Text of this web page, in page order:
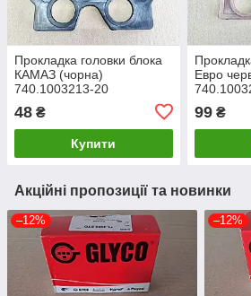
Прокладка головки блока
КАМАЗ (чорна)
740.1003213-20
48 ₴
Купити
Евро
99₴
Акційні пропозиції та новинки
–12% –12%